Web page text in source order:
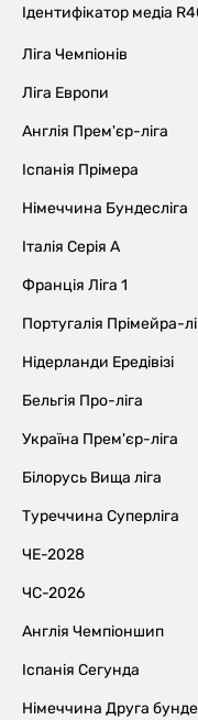
Ідентифікатор медіа
Ліга Чемпіонів
Ліга Европи
Англія Прем'єр-ліга
Іспанія Прімера
Німеччина Бундесліга
Італія Серія А
Франція Ліга 1
Португалія Прімейра-
Нідерланди Ередівізі
Бельгія Про-ліга
Україна Прем'єр-ліга
Білорусь Вища ліга
Туреччина Суперліга
ЧЕ-2028
ЧС-2026
Англія Чемпіоншип
Іспанія Сегунда
Німеччина Друга